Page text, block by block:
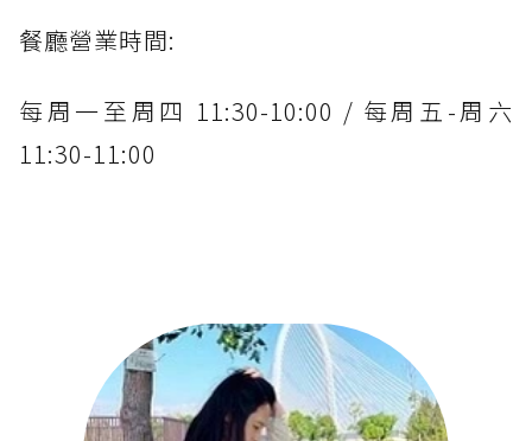
餐廳營業時間:
每周一至周四 11:30-10:00 / 每周五-周六
11:30-11:00